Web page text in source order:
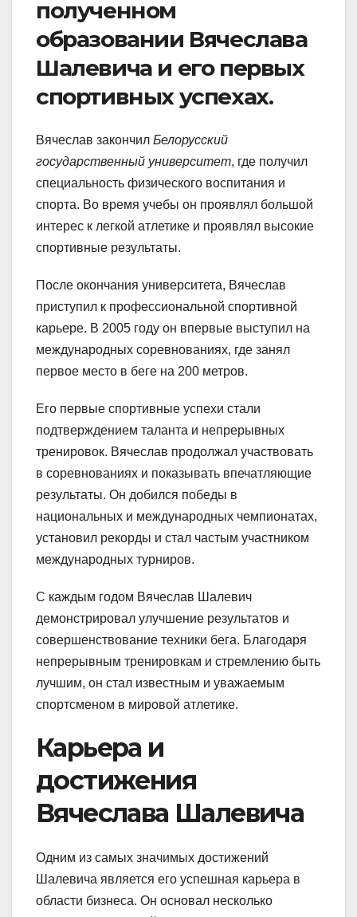
полученном
образовании Вячеслава
Шалевича и его первых
спортивных успехах.
Вячеслав закончил Белорусский
государственный университет, где получил
специальность физического воспитания и
спорта. Во время учебы он проявлял большой
интерес к легкой атлетике и проявлял высокие
спортивные результаты.
После окончания университета, Вячеслав
приступил к профессиональной спортивной
карьере. В 2005 году он впервые выступил на
международных соревнованиях, где занял
первое место в беге на 200 метров.
Его первые спортивные успехи стали
подтверждением таланта и непрерывных
тренировок. Вячеслав продолжал участвовать
в соревнованиях и показывать впечатляющие
результаты. Он добился победы в
национальных и международных чемпионатах,
установил рекорды и стал частым участником
международных турниров.
С каждым годом Вячеслав Шалевич
демонстрировал улучшение результатов и
совершенствование техники бега. Благодаря
непрерывным тренировкам и стремлению быть
лучшим, он стал известным и уважаемым
спортсменом в мировой атлетике.
Карьера и
достижения
Вячеслава Шалевича
Одним из самых значимых достижений
Шалевича является его успешная карьера в
области бизнеса. Он основал несколько